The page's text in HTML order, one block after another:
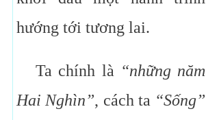
hướng tới tương lai.
Ta chính là “những năm
Hai Nghìn”, cách ta “Sống”